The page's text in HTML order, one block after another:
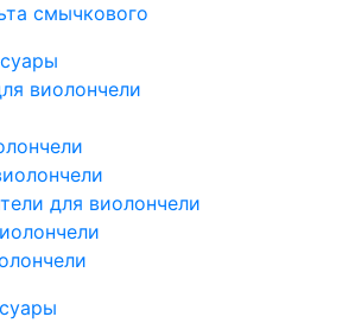
смычкового
виолончели
для виолончели